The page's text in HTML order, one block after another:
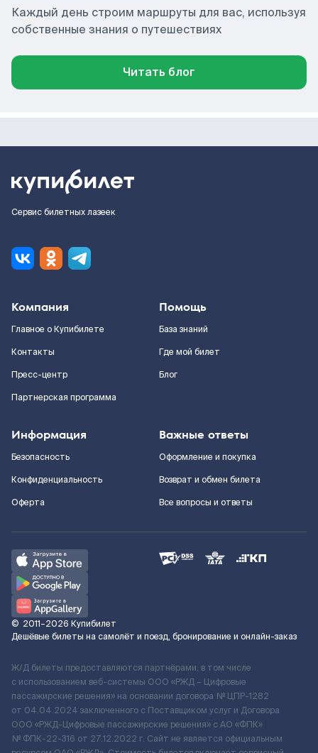
Каждый день строим маршруты для вас, используя
собственные знания о путешествиях
Читать блог
Сервис билетных лазеек
Компания
Главное о Купибилете
Контакты
Пресс-центр
Партнерская программа
Помощь
База знаний
Где мой билет
Блог
Информация
Безопасность
Конфиденциальность
Оферта
Важные ответы
Оформление и покупка
Возврат и обмен билета
Все вопросы и ответы
© 2011–2026 Купибилет
Дешёвые билеты на самолёт и поезд, бронирование и онлайн-заказ
Ж/Д билеты предоставляются партнёрами, в том числе
с использованием веб-системы ООО «РЖД – Цифровые
пассажирские решения» на основании договора № ЦПР-1282
от 04.04.2024 заключенного с Поставщиком услуг и Договора
ООО «РЖД-Цифровые пассажирские решения» c АО «ФПК»
№ ФПК-22-316 от 27.12.2022 г. Сайт не является официальным